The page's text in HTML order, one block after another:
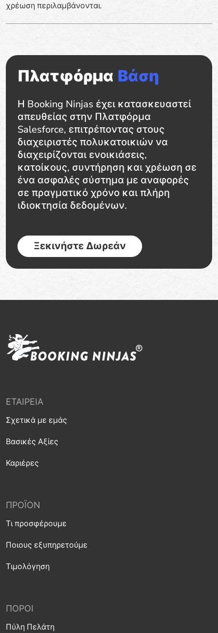
χρέωση περιλαμβάνονται.
Πλατφόρμα Βάση
Η Booking Ninjas έχει κατασκευαστεί
απευθείας στην Πλατφόρμα
Salesforce, επιτρέποντας στους
διαχειριστές πολυκατοικιών να
διαχειρίζονται ενοικιάσεις,
κατοίκους, συντήρηση και χρέωση σε
ένα ασφαλές σύστημα με αναφορές
σε πραγματικό χρόνο και πλήρη
ιδιοκτησία δεδομένων.
Ξεκινήστε Δωρεάν
ΕΤΑΙΡΕΊΑ
Σχετικά με εμάς
Βασικές Αξίες
Καριέρες
ΠΡΟΪΌΝ
Τι προσφέρουμε
Ποιους εξυπηρετούμε
Τιμολόγηση
ΠΌΡΟΙ
Πύλη Πελάτη